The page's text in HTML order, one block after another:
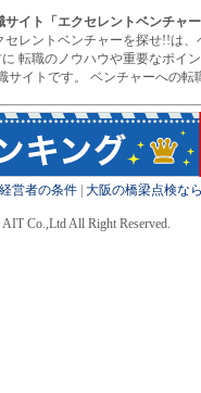
サイト
「エクセレントベンチャ
セレントベンチャーを探せ!!は
に 転職のノウハウや重要なポイ
サイトです。 ベンチャーへの転
営者の条件| 大阪の橋梁点検なら
Co.,Ltd All Right Reserved.